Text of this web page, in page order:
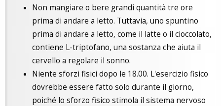
Non mangiare o bere grandi quantità tre ore
prima di andare a letto. Tuttavia, uno spuntino
prima di andare a letto, come il latte o il cioccolato,
contiene L-triptofano, una sostanza che aiuta il
cervello a regolare il sonno.
Niente sforzi fisici dopo le 18.00. L'esercizio fisico
dovrebbe essere fatto solo durante il giorno,
poiché lo sforzo fisico stimola il sistema nervoso